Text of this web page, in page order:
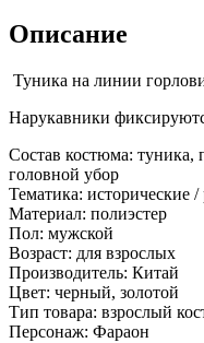
Описание
Туника на линии
Нарукавники
Состав костюма: туника,
головной убор
Тематика: исторические
Материал: полиэстер
Пол: мужской
Возраст: для взрослых
Производитель: Китай
Цвет: черный, золотой
Тип товара: взрослый
Персонаж: Фараон